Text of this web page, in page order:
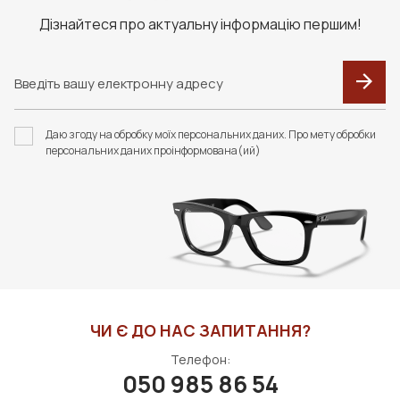
F093 В КОЛЬОРАХ.
ФУТЛЯР З СЕРВЕТКОЮ
FASHION STYLE
F091 В КОЛЬОРАХ.
FASHION STYLE
ДО КОШИКА
перевізника.
Дізнайтеся про актуальну інформацію першим!
Даю згоду на обробку моїх персональних даних. Про мету обробки
персональних даних проінформована(ий)
ЧИ Є ДО НАС ЗАПИТАННЯ?
Телефон:
050 985 86 54